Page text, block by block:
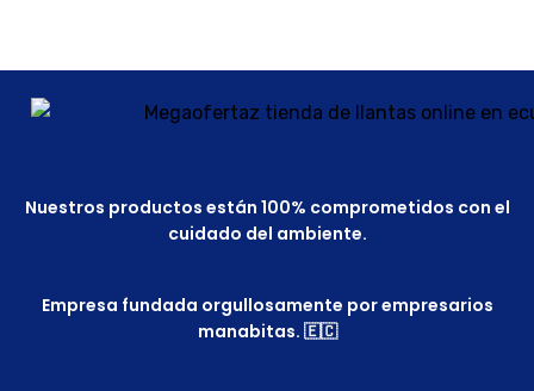
Nuestros productos están 100% comprometidos con el
cuidado del ambiente.
Empresa fundada orgullosamente por empresarios
manabitas. 🇪🇨